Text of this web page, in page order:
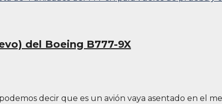
del Boeing B777-9X
decir que es un avión vaya asentado en el